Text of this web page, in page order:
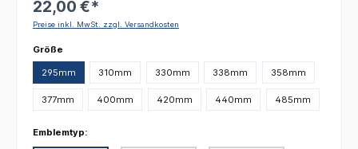
22,00 €*
Preise inkl. MwSt. zzgl. Versandkosten
Größe
295mm 310mm 330mm 338mm 358mm
377mm 400mm 420mm 440mm 485mm
Emblemtyp: